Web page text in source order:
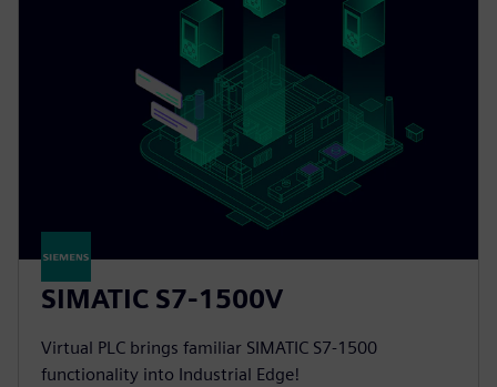
SIMATIC S7-1500V
Virtual PLC brings familiar SIMATIC S7-1500
functionality into Industrial Edge!